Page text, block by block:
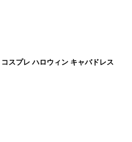
スプレ ハロウィン キャバドレス